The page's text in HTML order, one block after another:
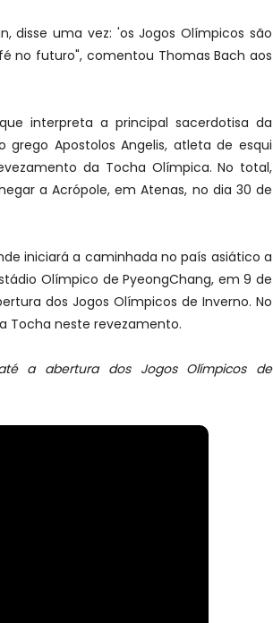
disse uma vez: 'os Jogos Olímpicos são
no futuro", comentou Thomas Bach aos
interpreta a principal sacerdotisa da
Apostolos Angelis, atleta de esqui
da Tocha Olímpica. No total,
a Acrópole, em Atenas, no dia 30 de
iniciará a caminhada no país asiático a
Olímpico de PyeongChang, em 9 de
dos Jogos Olímpicos de Inverno. No
Tocha neste revezamento.
a abertura dos Jogos Olímpicos de